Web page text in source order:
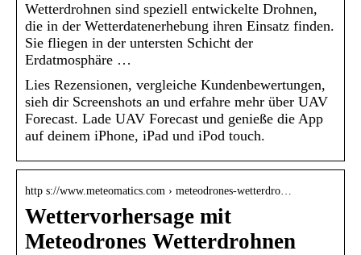
Wetterdrohnen sind speziell entwickelte Drohnen,
die in der Wetterdatenerhebung ihren Einsatz finden.
Sie fliegen in der untersten Schicht der
Erdatmosphäre …
Lies Rezensionen, vergleiche Kundenbewertungen,
sieh dir Screenshots an und erfahre mehr über UAV
Forecast. Lade UAV Forecast und genieße die App
auf deinem iPhone, iPad und iPod touch.
http s://www.meteomatics.com › meteodrones-wetterdro…
Wettervorhersage mit
Meteodrones Wetterdrohnen